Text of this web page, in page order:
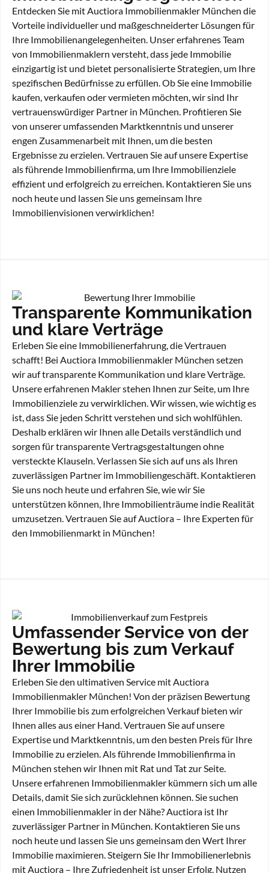
Entdecken Sie mit Auctiora Immobilienmakler München die
Vorteile individueller und maßgeschneiderter Lösungen für
Ihre Immobilienangelegenheiten. Unser erfahrenes Team
von Immobilienmaklern versteht, dass jede Immobilie
einzigartig ist und bietet personalisierte Strategien, um Ihre
spezifischen Bedürfnisse zu erfüllen. Ob Sie eine Immobilie
kaufen, verkaufen oder vermieten möchten, wir sind Ihr
vertrauenswürdiger Partner in München. Profitieren Sie
von unserer umfassenden Marktkenntnis und unserer
engen Zusammenarbeit mit Ihnen, um die besten
Ergebnisse zu erzielen. Vertrauen Sie auf unsere Expertise
als führende Immobilienfirma, um Ihre Immobilienziele
effizient und erfolgreich zu erreichen. Kontaktieren Sie uns
noch heute und lassen Sie uns gemeinsam Ihre
Immobilienvisionen verwirklichen!
Transparente Kommunikation
und klare Verträge
Erleben Sie eine Immobilienerfahrung, die Vertrauen
schafft! Bei Auctiora Immobilienmakler München setzen
wir auf transparente Kommunikation und klare Verträge.
Unsere erfahrenen Makler stehen Ihnen zur Seite, um Ihre
Immobilienziele zu verwirklichen. Wir wissen, wie wichtig es
ist, dass Sie jeden Schritt verstehen und sich wohlfühlen.
Deshalb erklären wir Ihnen alle Details verständlich und
sorgen für transparente Vertragsgestaltungen ohne
versteckte Klauseln. Verlassen Sie sich auf uns als Ihren
zuverlässigen Partner im Immobiliengeschäft. Kontaktieren
Sie uns noch heute und erfahren Sie, wie wir Sie
unterstützen können, Ihre Immobilienträume indie Realität
umzusetzen. Vertrauen Sie auf Auctiora – Ihre Experten für
den Immobilienmarkt in München!
Umfassender Service von der
Bewertung bis zum Verkauf
Ihrer Immobilie
Erleben Sie den ultimativen Service mit Auctiora
Immobilienmakler München! Von der präzisen Bewertung
Ihrer Immobilie bis zum erfolgreichen Verkauf bieten wir
Ihnen alles aus einer Hand. Vertrauen Sie auf unsere
Expertise und Marktkenntnis, um den besten Preis für Ihre
Immobilie zu erzielen. Als führende Immobilienfirma in
München stehen wir Ihnen mit Rat und Tat zur Seite.
Unsere erfahrenen Immobilienmakler kümmern sich um alle
Details, damit Sie sich zurücklehnen können. Sie suchen
einen Immobilienmakler in der Nähe? Auctiora ist Ihr
zuverlässiger Partner in München. Kontaktieren Sie uns
noch heute und lassen Sie uns gemeinsam den Wert Ihrer
Immobilie maximieren. Steigern Sie Ihr Immobilienerlebnis
mit Auctiora – Ihre Zufriedenheit ist unser Erfolg. Nutzen